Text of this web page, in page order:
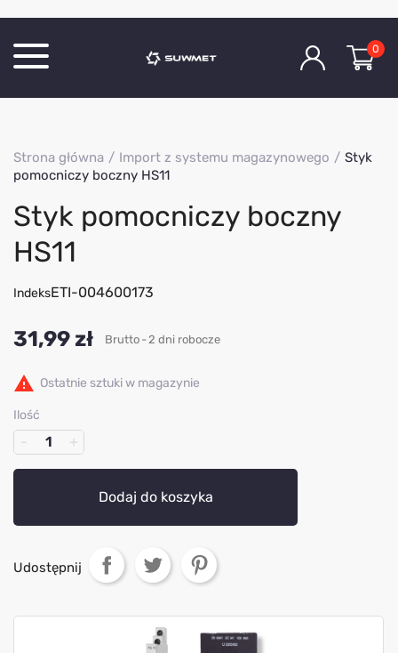
O Firmie
Kontakt
0
Strona główna Import z systemu magazynowego
Styk
pomocniczy boczny HS11
Styk pomocniczy boczny
HS11
IndeksETI-004600173
31,99 zł Brutto 2 dni robocze
 Ostatnie sztuki w magazynie
Ilość
Dodaj do koszyka
Udostępnij